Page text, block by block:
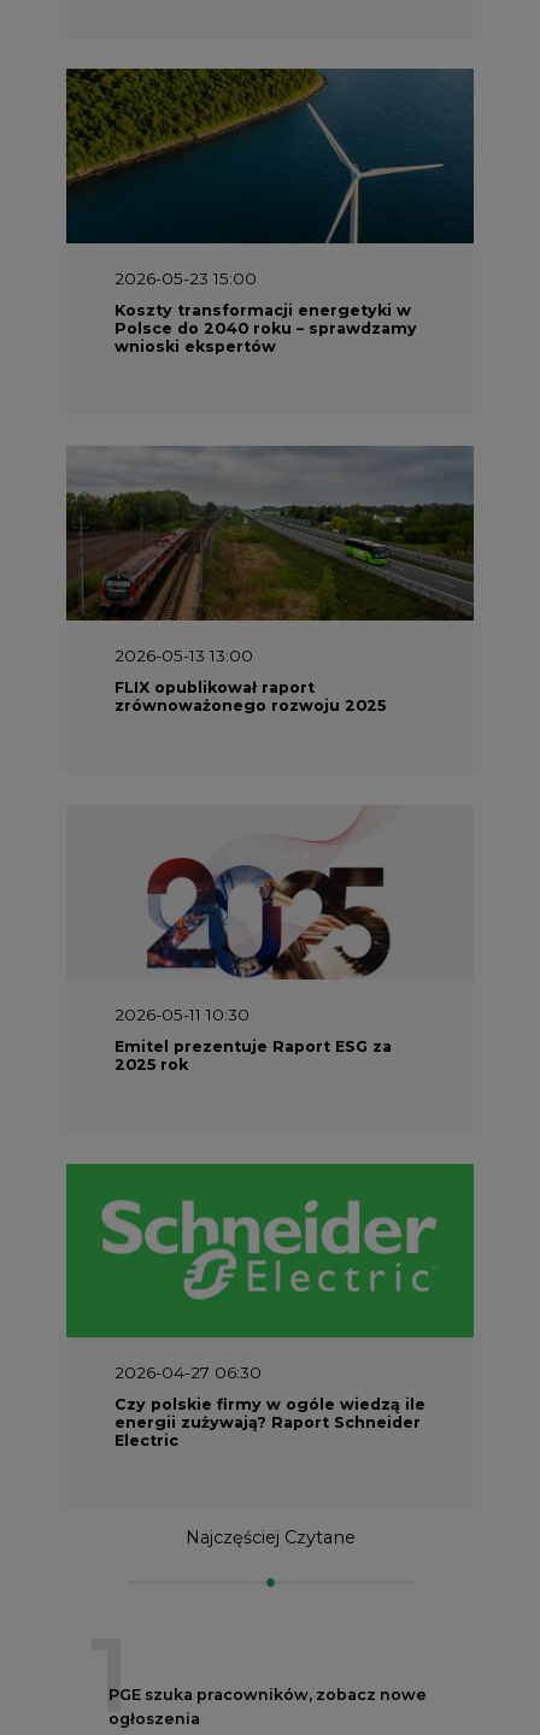
2026-05-23 15:00
Koszty transformacji energetyki w
Polsce do 2040 roku – sprawdzamy
wnioski ekspertów
2026-05-13 13:00
FLIX opublikował raport
zrównoważonego rozwoju 2025
2026-05-11 10:30
Emitel prezentuje Raport ESG za
2025 rok
2026-04-27 06:30
Czy polskie firmy w ogóle wiedzą ile
energii zużywają? Raport Schneider
Electric
Najczęściej Czytane
1
PGE szuka pracowników, zobacz nowe
ogłoszenia